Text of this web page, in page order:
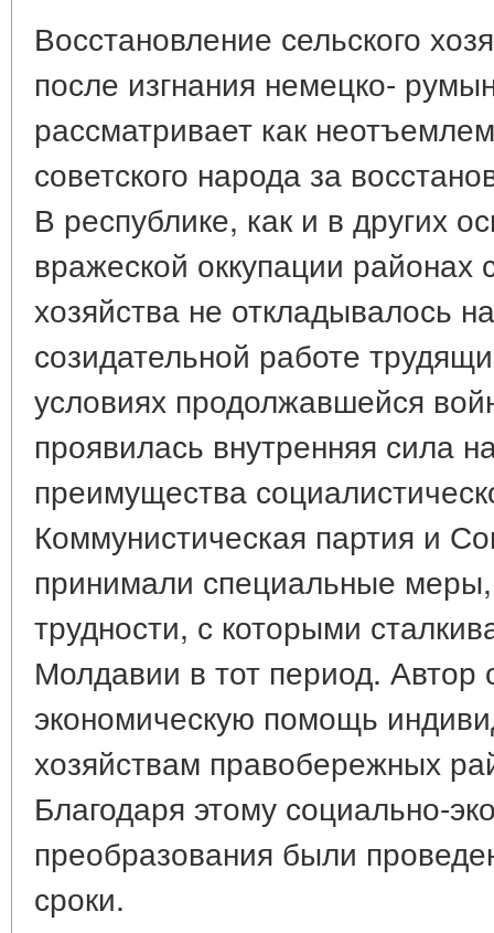
Восстановление сельского
после изгнания немецко-
рассматривает как
советского народа за
В республике, как и в других
вражеской оккупации районах
хозяйства не откладывалось
созидательной работе
условиях продолжавшейся
проявилась внутренняя сила
преимущества
Коммунистическая партия и
принимали специальные
трудности, с которыми
Молдавии в тот период. Автор
экономическую помощь
хозяйствам правобережных
Благодаря этому социально-
преобразования были
сроки.